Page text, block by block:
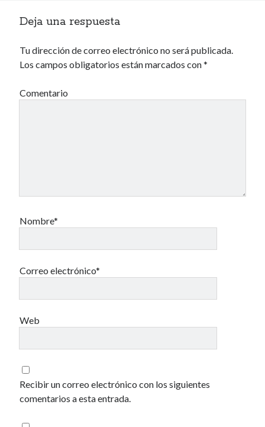
Don Nadie
El hombre que comía diccionarios
Furia
La decadencia del ingenio
Un recuerdo especial al Oráculo y a la Chacharita.
Deja una respuesta
Tu dirección de correo electrónico no será publicada.
Los campos obligatorios están marcados con*
Comentario
Nombre*
Correo electrónico*
Web
Recibir un correo electrónico con los siguientes
comentarios a esta entrada.